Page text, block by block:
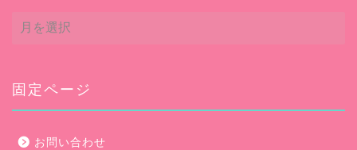
ア
ー
ブ
固定ページ
お問い合わせ